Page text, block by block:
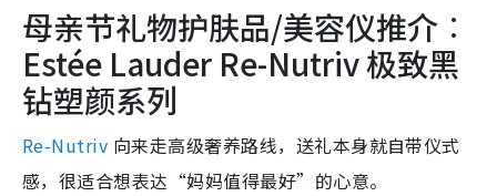
母亲节礼物护肤品/美容仪推介︰
Estée Lauder Re-Nutriv 极致黑
钻塑颜系列
Re-Nutriv 向来走高级奢养路线，送礼本身就自带仪式
感，很适合想表达“妈妈值得最好”的心意。